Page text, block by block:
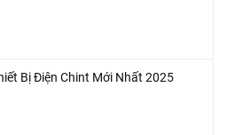
Bị Điện Chint Mới Nhất 2025